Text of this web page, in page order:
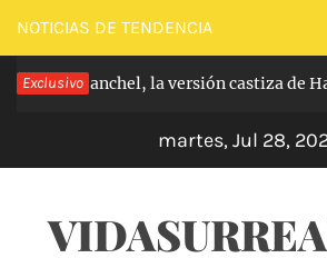
Saltar
al
contenido
NOTICIAS DE TENDENCIA
Exclusivo
de Carabanchel, la versión castiza de
martes, Jul 28,